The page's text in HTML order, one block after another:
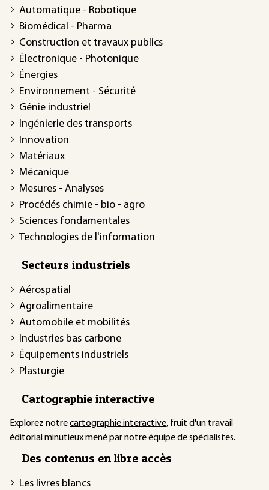
Automatique - Robotique
Biomédical - Pharma
Construction et travaux publics
Électronique - Photonique
Énergies
Environnement - Sécurité
Génie industriel
Ingénierie des transports
Innovation
Matériaux
Mécanique
Mesures - Analyses
Procédés chimie - bio - agro
Sciences fondamentales
Technologies de l'information
Secteurs industriels
Aérospatial
Agroalimentaire
Automobile et mobilités
Industries bas carbone
Équipements industriels
Plasturgie
Cartographie interactive
Explorez notrecartographie interactive, fruit d'un travail
éditorial minutieux mené par notre équipe de spécialistes.
Des contenus en libre accès
Les livres blancs